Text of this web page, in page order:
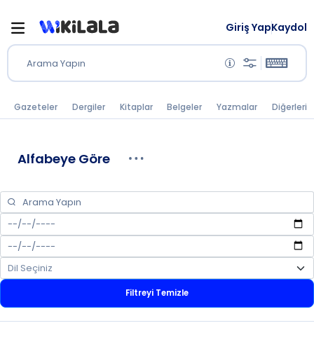
Arama Yapın
Giriş YapKaydol
Gazeteler Dergiler Kitaplar Belgeler Yazmalar Diğerleri
Alfabeye Göre
Filtreyi Temizle